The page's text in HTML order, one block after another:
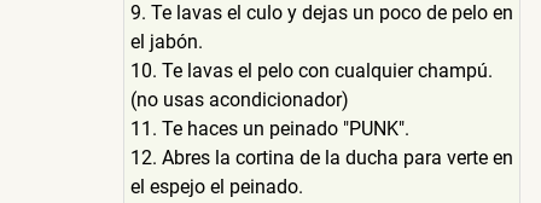
9. Te lavas el culo y dejas un poco de pelo en
el jabón.
10. Te lavas el pelo con cualquier champú.
(no usas acondicionador)
11. Te haces un peinado "PUNK".
12. Abres la cortina de la ducha para verte en
el espejo el peinado.